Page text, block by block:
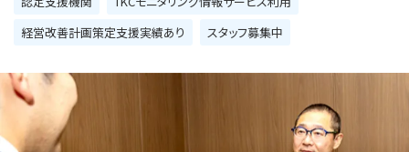
経営改善計画策定支援実績あり
スタッフ募集中